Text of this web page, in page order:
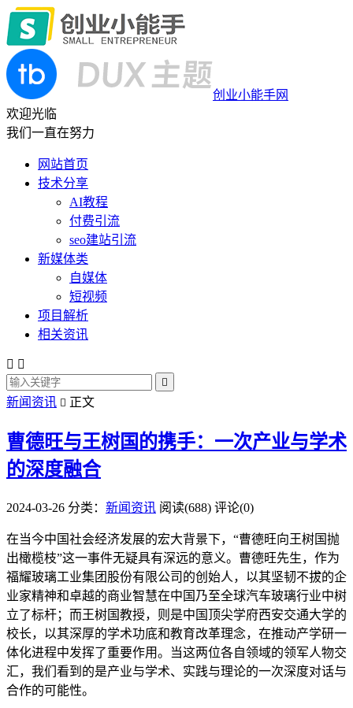
创业小能手网
欢迎光临
我们一直在努力
网站首页
技术分享
AI教程
付费引流
seo建站引流
新媒体类
自媒体
短视频
项目解析
相关资讯
 

新闻资讯  正文
曹德旺与王树国的携手：一次产业与学术
的深度融合
2024-03-26 分类： 新闻资讯 阅读(688) 评论(0)
在当今中国社会经济发展的宏大背景下，“曹德旺向王树国抛
出橄榄枝”这一事件无疑具有深远的意义。曹德旺先生，作为
福耀玻璃工业集团股份有限公司的创始人，以其坚韧不拔的企
业家精神和卓越的商业智慧在中国乃至全球汽车玻璃行业中树
立了标杆；而王树国教授，则是中国顶尖学府西安交通大学的
校长，以其深厚的学术功底和教育改革理念，在推动产学研一
体化进程中发挥了重要作用。当这两位各自领域的领军人物交
汇，我们看到的是产业与学术、实践与理论的一次深度对话与
合作的可能性。